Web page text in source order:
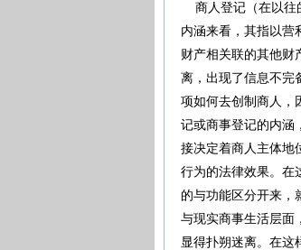
商人登记（在以往
内涵来看，其指以营
财产相关联的其他财
离，出现了信息不完
项如何去创制商人，
记或商事登记的内涵
接决定着商人主体地
行为的法律效果。在
的与功能区分开来，
与现实商事生活层面
显得扑朔迷离。在这